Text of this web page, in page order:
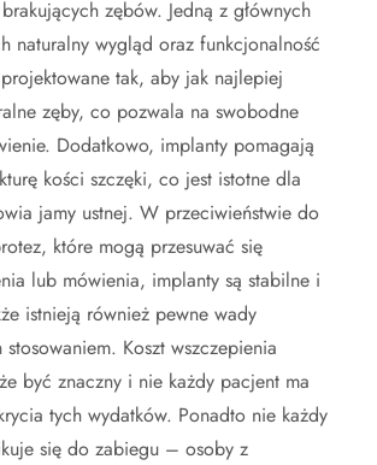
zębów. Jedną z głównych
naturalny wygląd oraz funkcjonalność
tak, aby jak najlepiej
zęby, co pozwala na swobodne
Dodatkowo, implanty pomagają
kości szczęki, co jest istotne dla
jamy ustnej. W przeciwieństwie do
które mogą przesuwać się
lub mówienia, implanty są stabilne i
istnieją również pewne wady
Koszt wszczepienia
być znaczny i nie każdy pacjent ma
tych wydatków. Ponadto nie każdy
się do zabiegu – osoby z